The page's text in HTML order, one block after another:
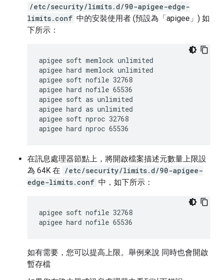
/etc/security/limits.d/90-apigee-edge-
limits.conf 中的安裝使用者 (預設為「apigee」) 如
下所示：
apigee soft memlock unlimited
apigee hard memlock unlimited
apigee soft nofile 32768
apigee hard nofile 65536
apigee soft as unlimited
apigee hard as unlimited
apigee soft nproc 32768
apigee hard nproc 65536
在訊息處理器節點上，將開啟檔案描述元數量上限設
為 64K 在 /etc/security/limits.d/90-apigee-
edge-limits.conf 中，如下所示：
apigee soft nofile 32768
apigee hard nofile 65536
如有需要，您可以提高上限。舉例來說 同時也會開啟
暫存檔